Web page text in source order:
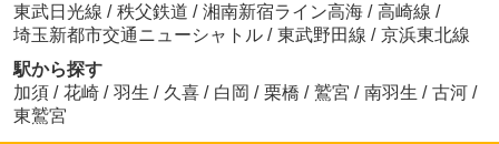
東武日光線 / 秩父鉄道 / 湘南新宿ライン高海 / 高崎線 /
埼玉新都市交通ニューシャトル / 東武野田線 / 京浜東北線
駅から探す
加須 / 花崎 / 羽生 / 久喜 / 白岡 / 栗橋 / 鷲宮 / 南羽生 / 古河 /
東鷲宮